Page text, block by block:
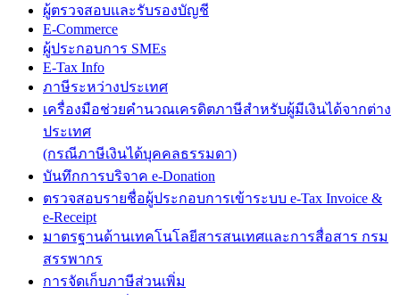
ผู้ตรวจสอบและรับรองบัญชี
E-Commerce
ผู้ประกอบการ SMEs
E-Tax Info
ภาษีระหว่างประเทศ
เครื่องมือช่วยคำนวณเครดิตภาษีสำหรับผู้มีเงินได้จากต่าง
ประเทศ
(กรณีภาษีเงินได้บุคคลธรรมดา)
บันทึกการบริจาค e-Donation
ตรวจสอบรายชื่อผู้ประกอบการเข้าระบบ e-Tax Invoice &
e-Receipt
มาตรฐานด้านเทคโนโลยีสารสนเทศและการสื่อสาร กรม
สรรพากร
การจัดเก็บภาษีส่วนเพิ่ม